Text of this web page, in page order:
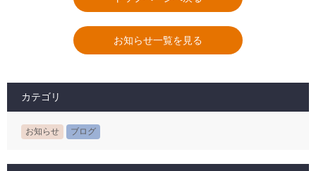
お知らせ一覧を見る
カテゴリ
お知らせ ブログ